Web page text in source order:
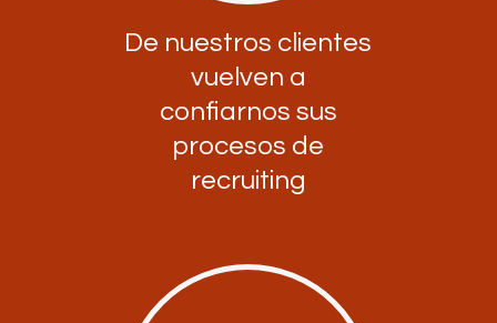
De nuestros clientes
vuelven a
confiarnos sus
procesos de
recruiting